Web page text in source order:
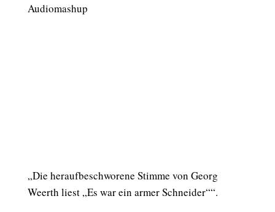
„Die heraufbeschworene Stimme von Georg
Weerth liest „Es war ein armer Schneider““.